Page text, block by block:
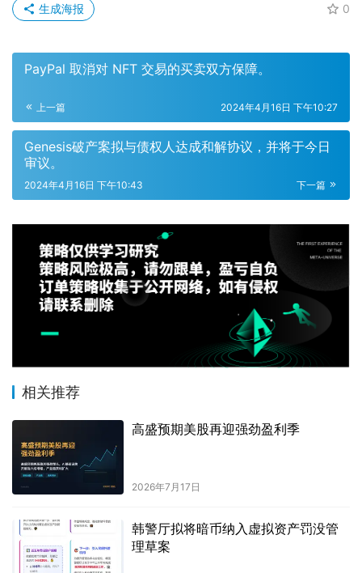
0
生成海报
PayPal 取消对 NFT 交易的买卖双方保障。
上一篇 2024年4月16日 下午10:27
Genesis破产案拟与债权人达成和解协议，并将于今日
审议。
下一篇
2024年4月16日 下午10:43
相关推荐
高盛预期美股再迎强劲盈利季
2026年7月17日
韩警厅拟将暗币纳入虚拟资产罚没管
理草案